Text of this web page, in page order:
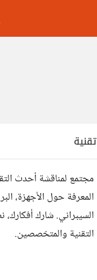
تقنية
مجتمع لمناقشة أحدث
المعرفة حول الأجهزة،
السيبراني. شارك
التقنية والمتخصصين.